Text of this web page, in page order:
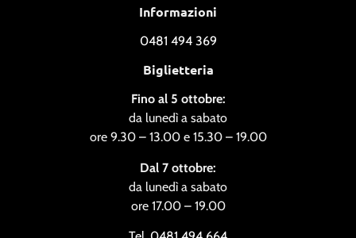
Informazioni
0481 494 369
Biglietteria
Fino al 5 ottobre:
da lunedì a sabato
ore 9.30 – 13.00 e 15.30 – 19.00
Dal 7 ottobre:
da lunedì a sabato
ore 17.00 – 19.00